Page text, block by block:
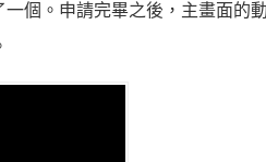
個。申請完畢之後，主畫面的